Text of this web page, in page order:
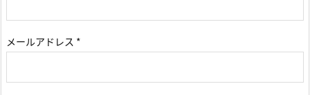
メールアドレス *